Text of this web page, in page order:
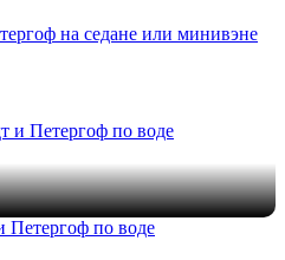
на седане или минивэне
Петергоф по воде